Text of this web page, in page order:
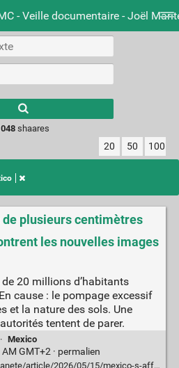
- Veille documentaire - Joël
results.
shaares
20 50 100
de plusieurs centimètres
les nouvelles images
20 millions d’habitants
cause : le pompage excessif
et la nature des sols. Une
tentent de parer.
· Mexico
GMT+2 · permalien
centimetres-par-mois-ce-que-montrent-les-nouvelles-images-de-la-nasa_6689453_3244.html